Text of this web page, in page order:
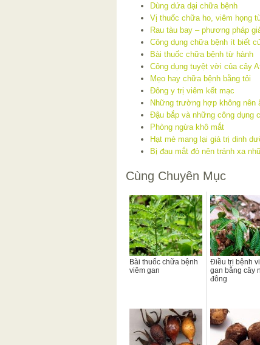
Dùng dứa dại chữa bệnh
Vị thuốc chữa ho, viêm họng
Rau tàu bay – phương pháp
Công dụng chữa bệnh ít biết
Bài thuốc chữa bệnh từ hành
Công dụng tuyệt vời của cây
Mẹo hay chữa bệnh bằng tỏi
Đông y trị viêm kết mạc
Những trường hợp không nên
Đậu bắp và những công dụng
Phòng ngừa khô mắt
Hạt mè mang lại giá trị dinh
Bị đau mắt đỏ nên tránh xa
Cùng Chuyên Mục
Bài thuốc chữa bệnh
viêm gan
Điều trị bệnh
gan bằng cây
đông